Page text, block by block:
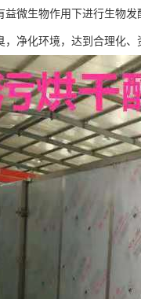
益微生物作用下进行生物
，净化环境，达到合理化